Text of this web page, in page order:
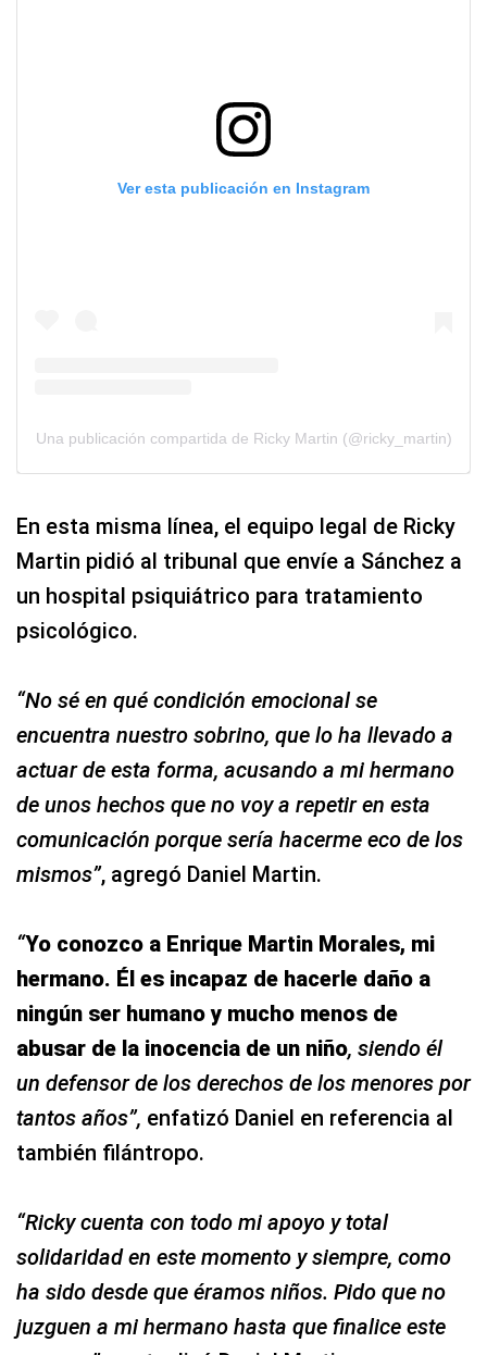
Ver esta publicación en Instagram
Una publicación compartida de Ricky Martin (@ricky_martin)
En esta misma línea, el equipo legal de Ricky
Martin pidió al tribunal que envíe a Sánchez a
un hospital psiquiátrico para tratamiento
psicológico.
“No sé en qué condición emocional se
encuentra nuestro sobrino, que lo ha llevado a
actuar de esta forma, acusando a mi hermano
de unos hechos que no voy a repetir en esta
comunicación porque sería hacerme eco de los
mismos”, agregó Daniel Martin.
“Yo conozco a Enrique Martin Morales, mi
hermano. Él es incapaz de hacerle daño a
ningún ser humano y mucho menos de
abusar de la inocencia de un niño, siendo él
un defensor de los derechos de los menores por
tantos años”, enfatizó Daniel en referencia al
también filántropo.
“Ricky cuenta con todo mi apoyo y total
solidaridad en este momento y siempre, como
ha sido desde que éramos niños. Pido que no
juzguen a mi hermano hasta que finalice este